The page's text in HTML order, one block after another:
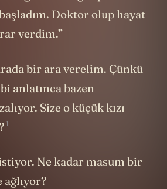
başladım. Doktor olup hayat
verdim.”
bir ara verelim. Çünkü
anlatınca bazen
Size o küçük kızı
1
Ne kadar masum bir